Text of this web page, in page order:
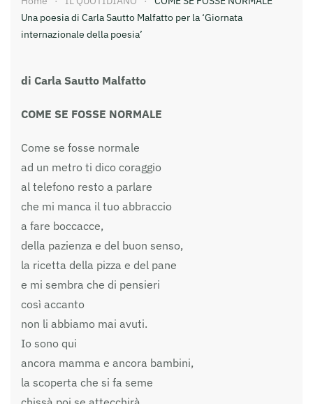
Una poesia di Carla Sautto Malfatto per la ‘Giornata
internazionale della poesia’
di Carla Sautto Malfatto
COME SE FOSSE NORMALE
Come se fosse normale
ad un metro ti dico coraggio
al telefono resto a parlare
che mi manca il tuo abbraccio
a fare boccacce,
della pazienza e del buon senso,
la ricetta della pizza e del pane
e mi sembra che di pensieri
così accanto
non li abbiamo mai avuti.
Io sono qui
ancora mamma e ancora bambini,
la scoperta che si fa seme